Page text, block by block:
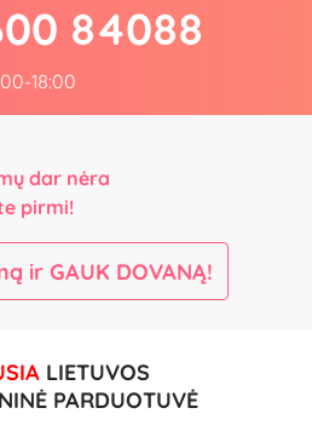
84088
18:00
dar nėra
pirmi!
ir GAUK DOVANĄ!
LIETUVOS
PARDUOTUVĖ